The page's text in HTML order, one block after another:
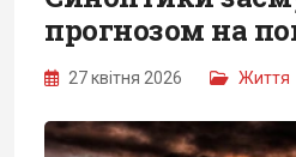
прогнозом на
27 квітня 2026 Життя